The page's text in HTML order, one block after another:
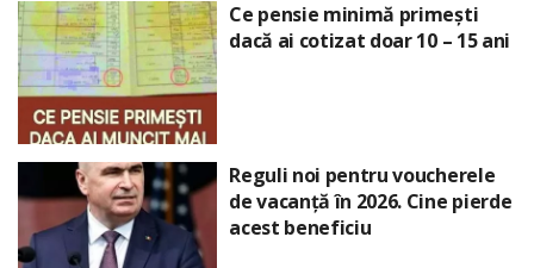
Ce pensie minimă primești
dacă ai cotizat doar 10 – 15 ani
Reguli noi pentru voucherele
de vacanță în 2026. Cine pierde
acest beneficiu